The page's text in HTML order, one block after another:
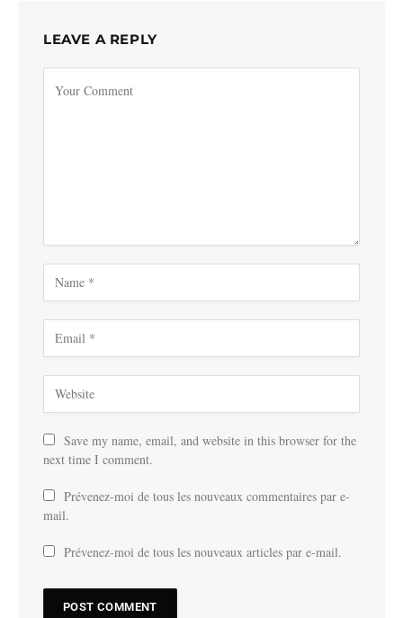
LEAVE A REPLY
Save my name, email, and website in this browser for the
next time I comment.
Prévenez-moi de tous les nouveaux commentaires par e-
mail.
Prévenez-moi de tous les nouveaux articles par e-mail.